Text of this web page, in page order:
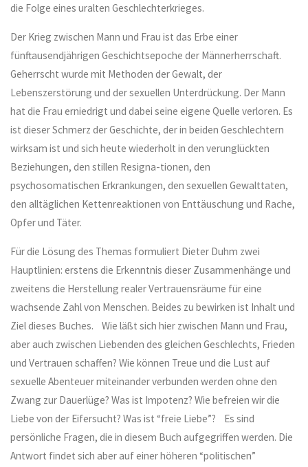
die Folge eines uralten Geschlechterkrieges.
Der Krieg zwischen Mann und Frau ist das Erbe einer
fünftausendjährigen Geschichtsepoche der Männerherrschaft.
Geherrscht wurde mit Methoden der Gewalt, der
Lebenszerstörung und der sexuellen Unterdrückung. Der Mann
hat die Frau erniedrigt und dabei seine eigene Quelle verloren. Es
ist dieser Schmerz der Geschichte, der in beiden Geschlechtern
wirksam ist und sich heute wiederholt in den verunglückten
Beziehungen, den stillen Resigna-tionen, den
psychosomatischen Erkrankungen, den sexuellen Gewalttaten,
den alltäglichen Kettenreaktionen von Enttäuschung und Rache,
Opfer und Täter.
Für die Lösung des Themas formuliert Dieter Duhm zwei
Hauptlinien: erstens die Erkenntnis dieser Zusammenhänge und
zweitens die Herstellung realer Vertrauensräume für eine
wachsende Zahl von Menschen. Beides zu bewirken ist Inhalt und
Ziel dieses Buches. Wie läßt sich hier zwischen Mann und Frau,
aber auch zwischen Liebenden des gleichen Geschlechts, Frieden
und Vertrauen schaffen? Wie können Treue und die Lust auf
sexuelle Abenteuer miteinander verbunden werden ohne den
Zwang zur Dauerlüge? Was ist Impotenz? Wie befreien wir die
Liebe von der Eifersucht? Was ist “freie Liebe”? Es sind
persönliche Fragen, die in diesem Buch aufgegriffen werden. Die
Antwort findet sich aber auf einer höheren “politischen”